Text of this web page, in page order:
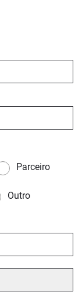
Parceiro
Outro